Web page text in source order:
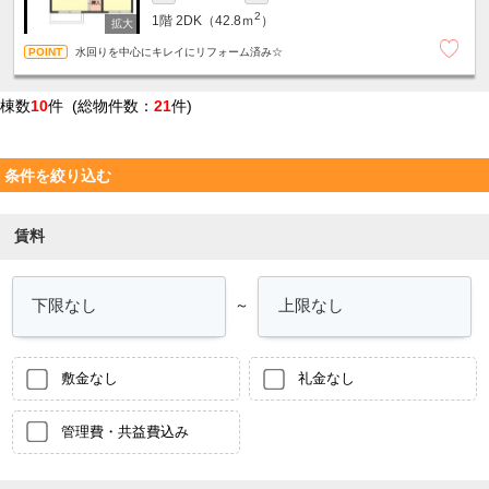
1階 2DK（42.8ｍ2 ）
水回りを中心にキレイにリフォーム済み☆
棟数10件 (総物件数： 21件)
条件を絞り込む
賃料
～
敷金なし 礼金なし
管理費・共益費込み